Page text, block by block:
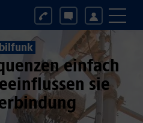
einfach
sie